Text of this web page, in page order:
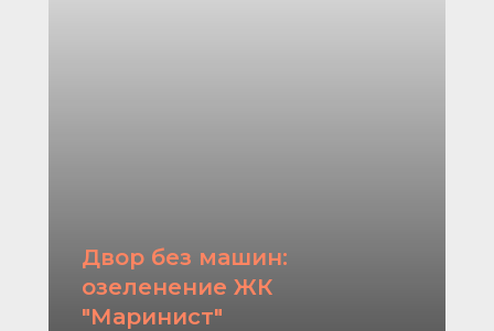
Двор без машин:
озеленение ЖК
"Маринист"